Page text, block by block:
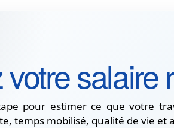
salaire
pour estimer ce que votre
temps mobilisé, qualité de vie et